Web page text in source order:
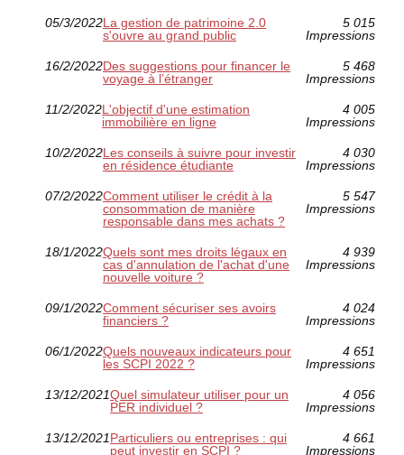
05/3/2022La gestion de patrimoine 2.0
s'ouvre au grand public
5 015
Impressions
16/2/2022Des suggestions pour financer le
voyage à l’étranger
5 468
Impressions
11/2/2022L'objectif d'une estimation
immobilière en ligne
4 005
Impressions
10/2/2022Les conseils à suivre pour investir
en résidence étudiante
4 030
Impressions
07/2/2022Comment utiliser le crédit à la
consommation de manière
responsable dans mes achats ?
5 547
Impressions
18/1/2022Quels sont mes droits légaux en
cas d'annulation de l'achat d'une
nouvelle voiture ?
4 939
Impressions
09/1/2022Comment sécuriser ses avoirs
financiers ?
4 024
Impressions
06/1/2022Quels nouveaux indicateurs pour
les SCPI 2022 ?
4 651
Impressions
13/12/2021Quel simulateur utiliser pour un
PER individuel ?
4 056
Impressions
13/12/2021Particuliers ou entreprises : qui
peut investir en SCPI ?
4 661
Impressions